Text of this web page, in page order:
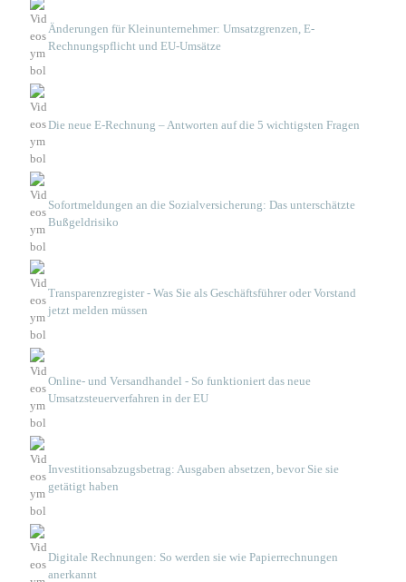
Änderungen für Kleinunternehmer: Umsatzgrenzen, E-
Rechnungspflicht und EU-Umsätze
Die neue E-Rechnung – Antworten auf die 5 wichtigsten Fragen
Sofortmeldungen an die Sozialversicherung: Das unterschätzte
Bußgeldrisiko
Transparenzregister - Was Sie als Geschäftsführer oder Vorstand
jetzt melden müssen
Online- und Versandhandel - So funktioniert das neue
Umsatzsteuerverfahren in der EU
Investitionsabzugsbetrag: Ausgaben absetzen, bevor Sie sie
getätigt haben
Digitale Rechnungen: So werden sie wie Papierrechnungen
anerkannt